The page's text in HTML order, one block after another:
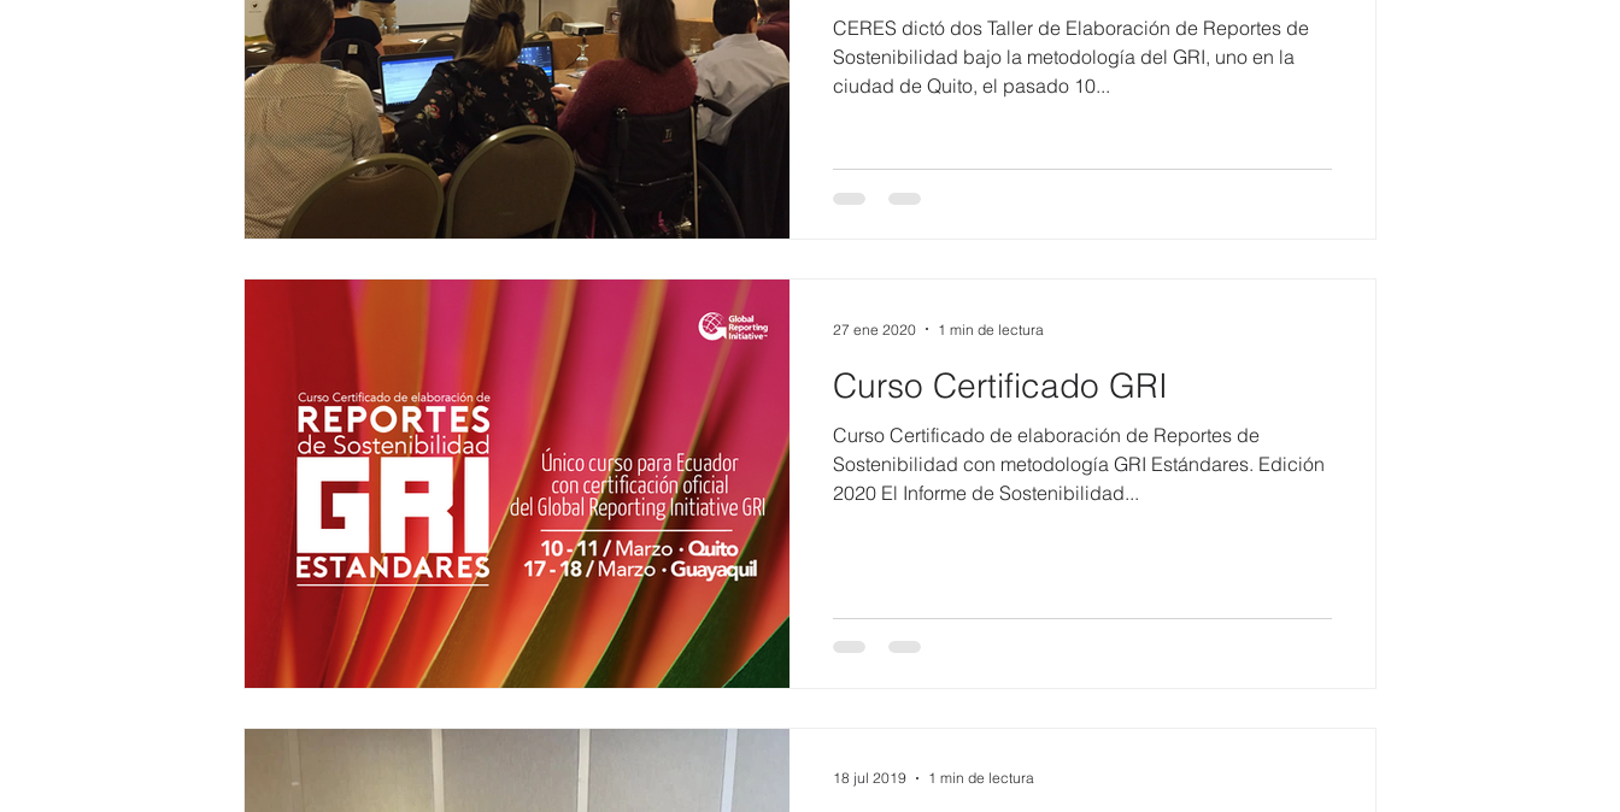
CERES dictó dos Taller de Elaboración de Reportes de
Sostenibilidad bajo la metodología del GRI, uno en la
ciudad de Quito, el pasado 10...
Curso Certificado GRI
Curso Certificado de elaboración de Reportes de
Sostenibilidad con metodología GRI Estándares. Edición
2020 El Informe de Sostenibilidad...
27 ene 2020 1 min de lectura
18 jul 2019 1 min de lectura